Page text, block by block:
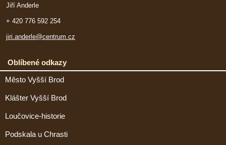
Jiří Anderle
+ 420 776 592 254
jiri.anderle@centrum.cz
Oblíbené odkazy
Město Vyšší Brod
Klášter Vyšší Brod
Loučovice-historie
Podskala u Chrasti